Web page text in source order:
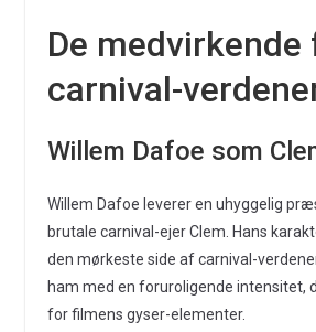
De medvirkende
carnival-
Willem Dafoe som
Willem Dafoe leverer en uhyggelig
brutale carnival-ejer Clem. Hans
den mørkeste side af carnival-
ham med en foruroligende intensitet,
for filmens gyser-elementer.